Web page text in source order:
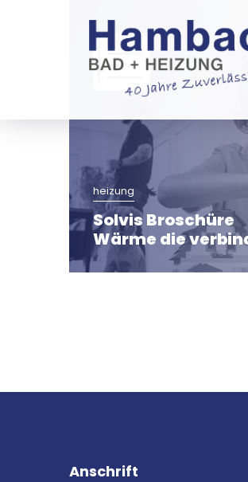
Solvis Broschüre
Wärme die
heizung
Anschrift